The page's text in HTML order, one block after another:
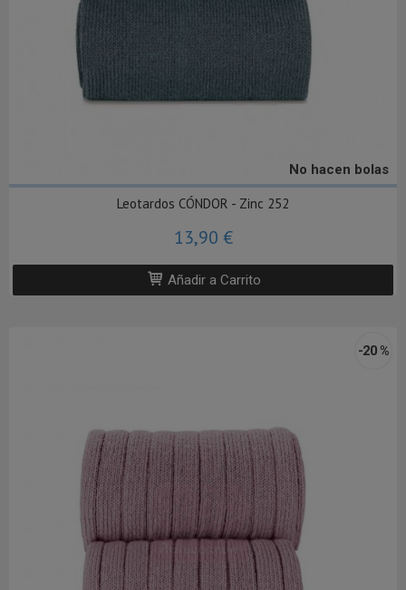
No hacen bolas
Leotardos CÓNDOR - Zinc 252
13,90 €
Añadir a Carrito
-20 %